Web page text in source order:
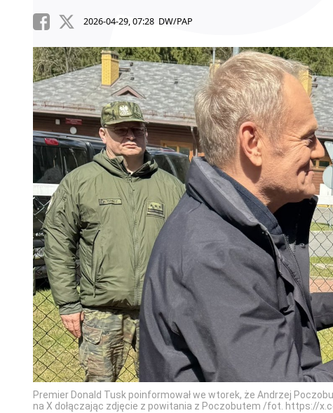
2026-04-29, 07:28 DW/PAP
Premier Donald Tusk poinformował we wtorek, że Andrzej
na X dołączając zdjęcie z powitania z Poczobutem /fot. https://